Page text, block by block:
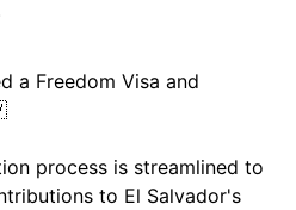
a Freedom Visa and
process is streamlined to
to El Salvador's